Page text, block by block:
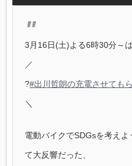
3月16日(土)よる6時30分～
／
?#出川哲朗の充電させても
＼
電動バイクでSDGsを考えよ
て大反響だった、